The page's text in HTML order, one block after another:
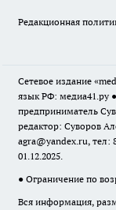
Редакционная
Сетевое издание
язык РФ: медиа41.ру
предприниматель
редактор: Суворов
agra@yandex.ru, тел:
01.12.2025.
● Ограничение по
Вся информация,